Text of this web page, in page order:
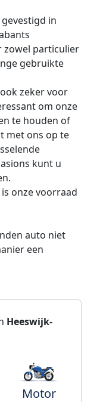
in
zowel particulier
gebruikte
zeker voor
om onze
te houden of
met ons op te
kunt u
onze voorraad
auto niet
een
Heeswijk-
Motor